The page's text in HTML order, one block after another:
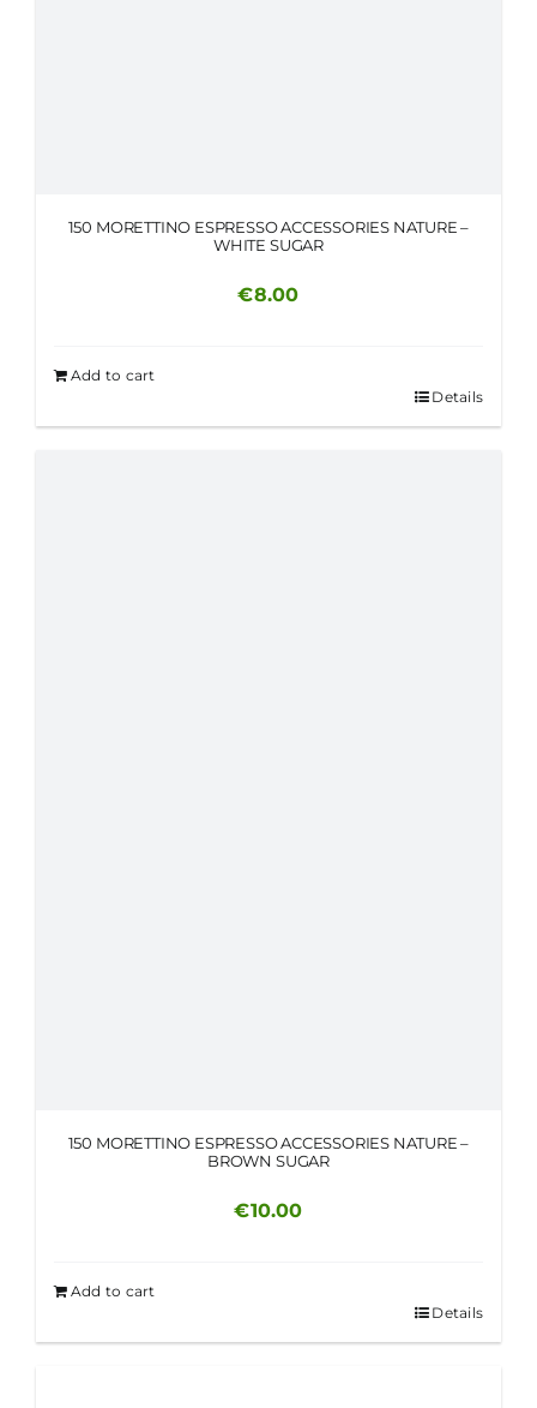
150 MORETTINO ESPRESSO ACCESSORIES NATURE –
WHITE SUGAR
€8.00
Add to cart
Details
150 MORETTINO ESPRESSO ACCESSORIES NATURE –
BROWN SUGAR
€10.00
Add to cart
Details